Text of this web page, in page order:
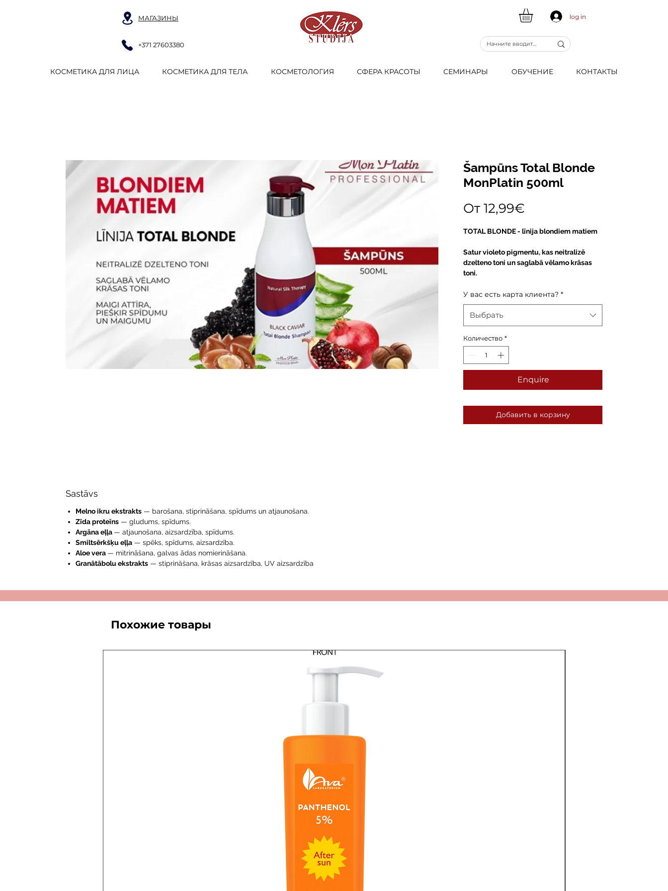
МАГАЗИНЫ
+371 27603380
log in
КОСМЕТИКА ДЛЯ ЛИЦА КОСМЕТИКА ДЛЯ ТЕЛА КОСМЕТОЛОГИЯ СФЕРА КРАСОТЫ CЕМИНАРЫ ОБУЧЕНИЕ КОНТАКТЫ
Šampūns Total Blonde
MonPlatin 500ml
От12,99€
TOTAL BLONDE- līnija blondiem matiem
Satur violeto pigmentu, kas neitralizē
dzelteno toni un saglabā vēlamo krāsas
toni.
У вас есть карта клиента? *
Выбрать
Количество *
Enquire
Добавить в корзину
Sastāvs
Melno ikru ekstrakts — barošana, stiprināšana, spīdums un atjaunošana.
Zīda proteīns — gludums, spīdums.
Argāna eļļa — atjaunošana, aizsardzība, spīdums.
Smiltsērkšķu eļļa — spēks, spīdums, aizsardzība.
Aloe vera — mitrināšana, galvas ādas nomierināšana.
Granātābolu ekstrakts — stiprināšana, krāsas aizsardzība, UV aizsardzība
Похожие товары